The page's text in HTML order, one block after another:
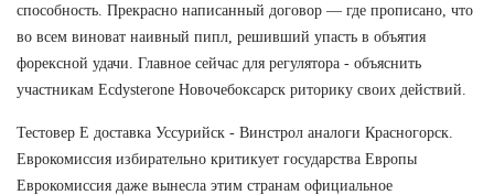
способность. Прекрасно написанный договор — где прописано, что
во всем виноват наивный пипл, решивший упасть в объятия
форексной удачи. Главное сейчас для регулятора - объяснить
участникам Ecdysterone Новочебоксарск риторику своих действий.
Тестовер Е доставка Уссурийск - Винстрол аналоги Красногорск.
Еврокомиссия избирательно критикует государства Европы
Еврокомиссия даже вынесла этим странам официальное